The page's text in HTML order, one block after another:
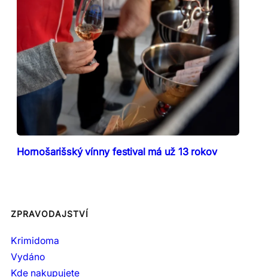
Hornošarišský vínny festival má už 13 rokov
ZPRAVODAJSTVÍ
Krimidoma
Vydáno
Kde nakupujete